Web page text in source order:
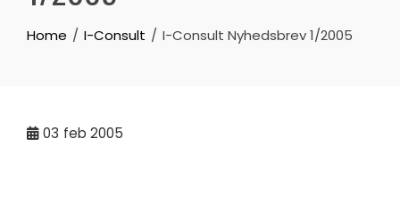
Home I-Consult I-Consult Nyhedsbrev 1/2005
03 feb 2005